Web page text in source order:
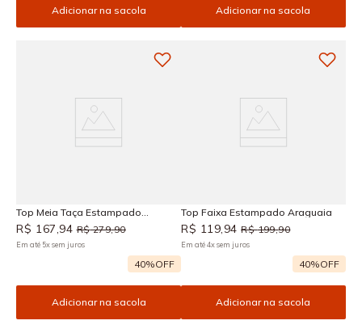
Adicionar na sacola Adicionar na sacola
Top Meia Taça Estampado
Araguaia
R$ 167,94 R$ 279,90
Em até 5xsem juros
40%OFF
Adicionar na sacola
Top Faixa Estampado Araguaia
R$ 119,94 R$ 199,90
Em até4xsem juros
40%OFF
Adicionar na sacola